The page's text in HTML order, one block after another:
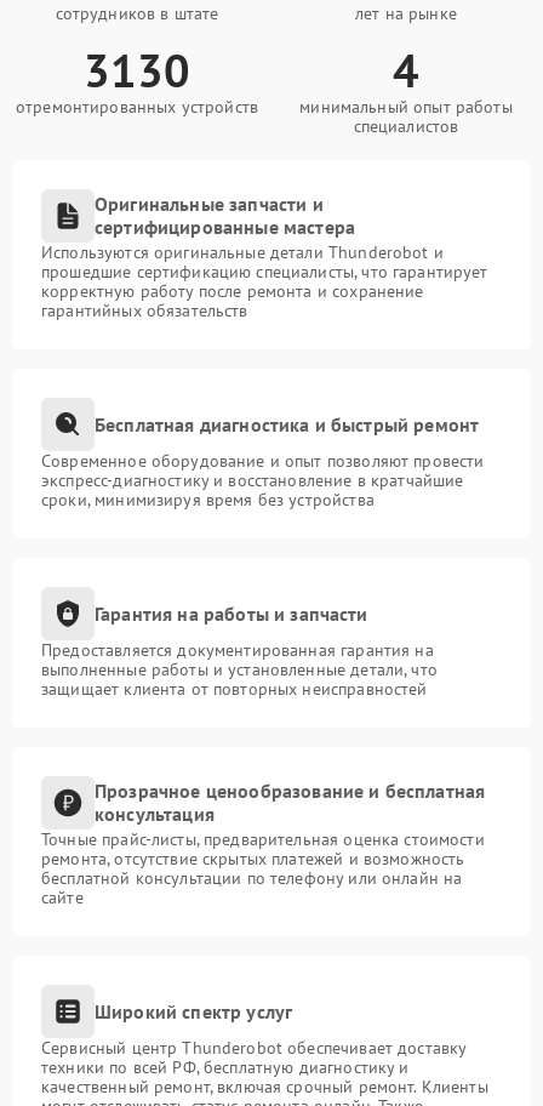
сотрудников в штате лет на рынке
3130
отремонтированных устройств
4
минимальный опыт работы
специалистов
Оригинальные запчасти и
сертифицированные мастера
Используются оригинальные детали Thunderobot и
прошедшие сертификацию специалисты, что гарантирует
корректную работу после ремонта и сохранение
гарантийных обязательств
Бесплатная диагностика и быстрый ремонт
Современное оборудование и опыт позволяют провести
экспресс-диагностику и восстановление в кратчайшие
сроки, минимизируя время без устройства
Гарантия на работы и запчасти
Предоставляется документированная гарантия на
выполненные работы и установленные детали, что
защищает клиента от повторных неисправностей
Прозрачное ценообразование и бесплатная
консультация
Точные прайс-листы, предварительная оценка стоимости
ремонта, отсутствие скрытых платежей и возможность
бесплатной консультации по телефону или онлайн на
сайте
Широкий спектр услуг
Сервисный центр Thunderobot обеспечивает доставку
техники по всей РФ, бесплатную диагностику и
качественный ремонт, включая срочный ремонт. Клиенты